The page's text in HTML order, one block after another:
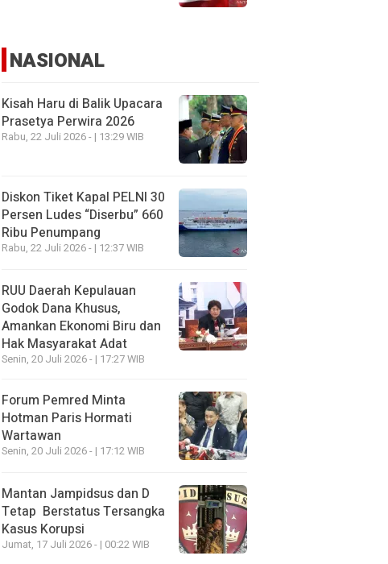
NASIONAL
Kisah Haru di Balik Upacara
Prasetya Perwira 2026
Rabu, 22 Juli 2026 - | 13:29 WIB
Diskon Tiket Kapal PELNI 30
Persen Ludes “Diserbu” 660
Ribu Penumpang
Rabu, 22 Juli 2026 - | 12:37 WIB
RUU Daerah Kepulauan
Godok Dana Khusus,
Amankan Ekonomi Biru dan
Hak Masyarakat Adat
Senin, 20 Juli 2026 - | 17:27 WIB
Forum Pemred Minta
Hotman Paris Hormati
Wartawan
Senin, 20 Juli 2026 - | 17:12 WIB
Mantan Jampidsus dan D
Tetap Berstatus Tersangka
Kasus Korupsi
Jumat, 17 Juli 2026 - | 00:22 WIB